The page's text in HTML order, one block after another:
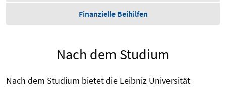
Finanzielle Beihilfen
Nach dem Studium
Nach dem Studium bietet die Leibniz Universität